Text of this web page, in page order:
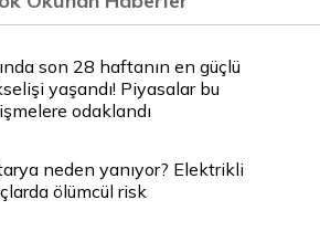
son 28 haftanın en güçlü
yaşandı! Piyasalar bu
odaklandı
neden yanıyor? Elektrikli
ölümcül risk